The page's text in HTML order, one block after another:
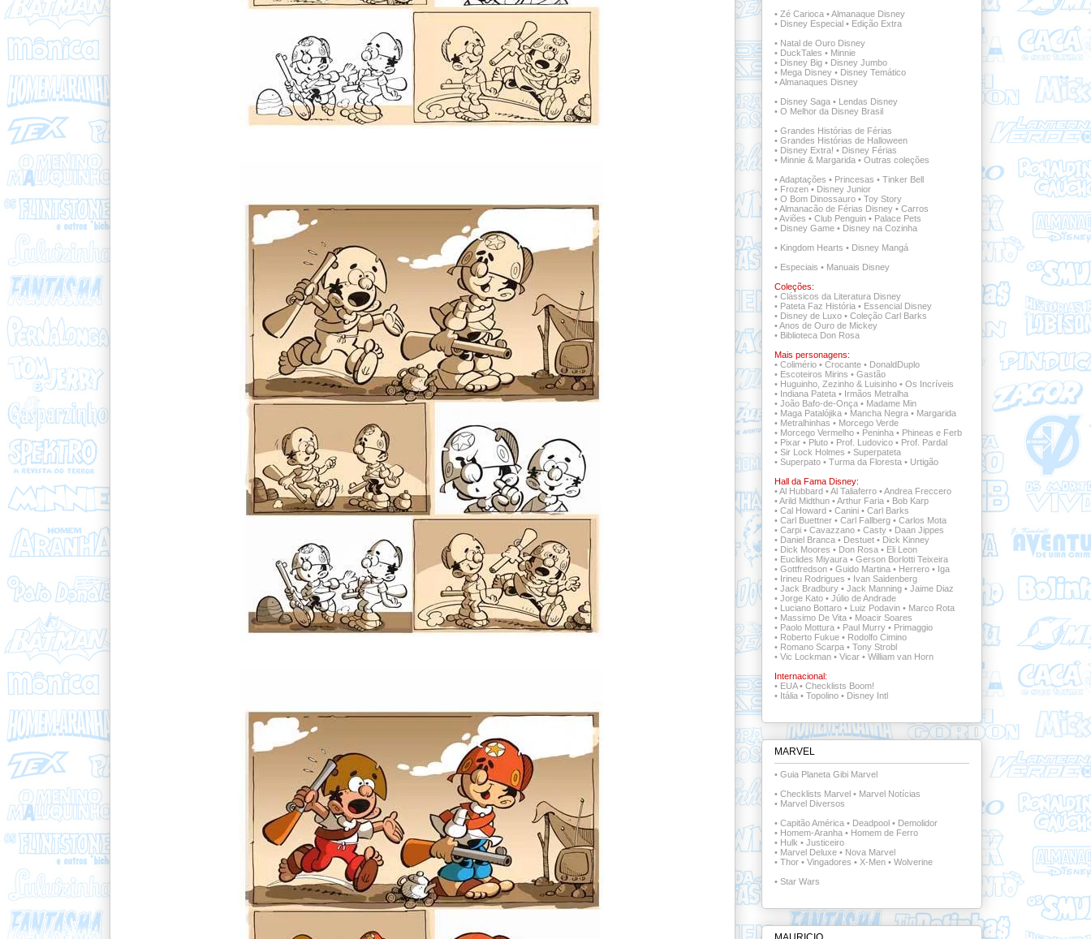
• Zé Carioca •Almanaque Disney
• Disney Especial • Edição Extra
• Natal de Ouro Disney
• DuckTales • Minnie
• Disney Big • Disney Jumbo
• Mega Disney • Disney Temático
•Almanaques Disney
• Disney Saga• Lendas Disney
• O Melhor da Disney Brasil
• Grandes Histórias de Férias
• Grandes Histórias de Halloween
• Disney Extra! • Disney Férias
• Minnie & Margarida• Outras coleções
• Adaptações • Princesas • Tinker Bell
• Frozen• Disney Junior
• O Bom Dinossauro • Toy Story
•Almanacão de Férias Disney • Carros
• Aviões • Club Penguin• Palace Pets
• Disney Game• Disney na Cozinha
• Kingdom Hearts • Disney Mangá
• Especiais • Manuais Disney
Coleções:
• Clássicos da Literatura Disney
• Pateta Faz História• Essencial Disney
• Disney de Luxo• Coleção Carl Barks
•Anos de Ouro de Mickey
• Biblioteca Don Rosa
Mais personagens:
• Colimério• Crocante• DonaldDuplo
• Escoteiros Mirins • Gastão
• Huguinho, Zezinho & Luisinho• Os Incríveis
• Indiana Pateta • Irmãos Metralha
• João Bafo-de-Onça • Madame Min
• Maga Patalójika• Mancha Negra• Margarida
• Metralhinhas • Morcego Verde
• Morcego Vermelho • Peninha• Phineas e Ferb
• Pixar• Pluto• Prof. Ludovico • Prof. Pardal
• Sir Lock Holmes • Superpateta
• Superpato• Turma da Floresta• Urtigão
Hall da Fama Disney:
•Al Hubbard•Al Taliaferro•Andrea Freccero
•Arild Midthun•Arthur Faria• Bob Karp
• Cal Howard• Canini• Carl Barks
• Carl Buettner• Carl Fallberg • Carlos Mota
• Carpi • Cavazzano• Casty• Daan Jippes
• Daniel Branca• Destuet• Dick Kinney
• Dick Moores • Don Rosa• Eli Leon
• Euclides Miyaura • Gerson Borlotti Teixeira
• Gottfredson • Guido Martina • Herrero• Iga
• Irineu Rodrigues • Ivan Saidenberg
• Jack Bradbury• Jack Manning• Jaime Diaz
• Jorge Kato• Júlio de Andrade
• Luciano Bottaro• Luiz Podavin• Marco Rota
• Massimo De Vita • Moacir Soares
• Paolo Mottura • Paul Murry • Primaggio
• Roberto Fukue • Rodolfo Cimino
• Romano Scarpa • Tony Strobl
• Vic Lockman• Vicar • William van Horn
Internacional:
• EUA • Checklists Boom!
• Itália • Topolino • Disney Intl
MARVEL
• Guia Planeta Gibi Marvel
• Checklists Marvel• Marvel Notícias
• Marvel Diversos
• Capitão América• Deadpool• Demolidor
• Homem-Aranha• Homem de Ferro
• Hulk • Justiceiro
• Marvel Deluxe• Nova Marvel
• Thor • Vingadores • X-Men• Wolverine
• Star Wars